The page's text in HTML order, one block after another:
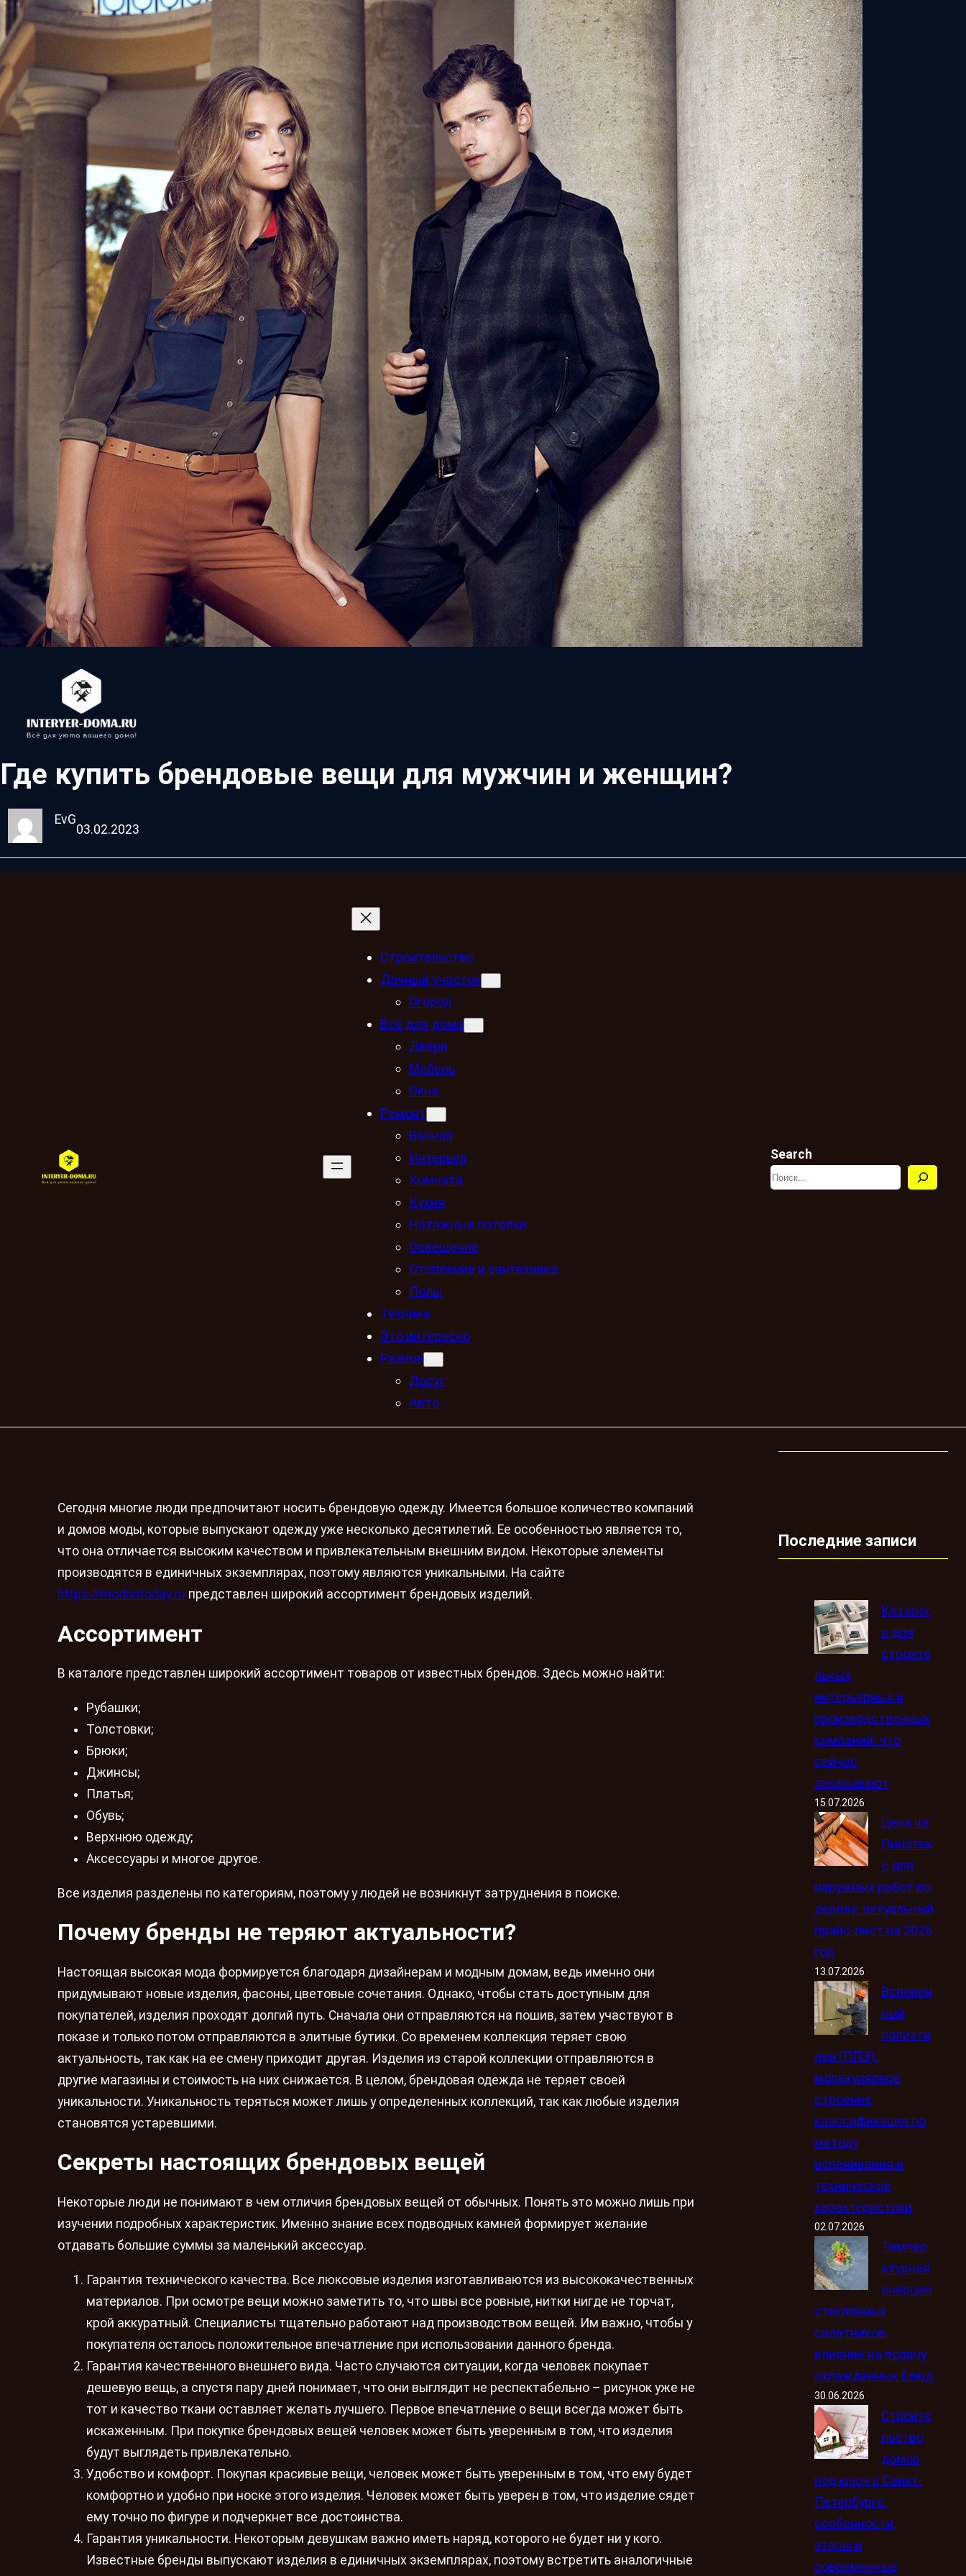
Где купить брендовые вещи для мужчин и женщин?
EvG
03.02.2023
Строительство
Дачный участок
Огород
Всё для дома
Двери
Мебель
Окна
Ремонт
Ванная
Интерьер
Комната
Кухня
Натяжные потолки
Освещение
Отопление и сантехника
Полы
Техника
Это интересно
Разное
Досуг
Авто
Search
Сегодня многие люди предпочитают носить брендовую одежду. Имеется большое количество компаний
и домов моды, которые выпускают одежду уже несколько десятилетий. Ее особенностью является то,
что она отличается высоким качеством и привлекательным внешним видом. Некоторые элементы
производятся в единичных экземплярах, поэтому являются уникальными. На сайте
https://modnotoday.ru представлен широкий ассортимент брендовых изделий.
Ассортимент
В каталоге представлен широкий ассортимент товаров от известных брендов. Здесь можно найти:
Рубашки;
Толстовки;
Брюки;
Джинсы;
Платья;
Обувь;
Верхнюю одежду;
Аксессуары и многое другое.
Все изделия разделены по категориям, поэтому у людей не возникнут затруднения в поиске.
Почему бренды не теряют актуальности?
Настоящая высокая мода формируется благодаря дизайнерам и модным домам, ведь именно они
придумывают новые изделия, фасоны, цветовые сочетания. Однако, чтобы стать доступным для
покупателей, изделия проходят долгий путь. Сначала они отправляются на пошив, затем участвуют в
показе и только потом отправляются в элитные бутики. Со временем коллекция теряет свою
актуальность, так как на ее смену приходит другая. Изделия из старой коллекции отправляются в
другие магазины и стоимость на них снижается. В целом, брендовая одежда не теряет своей
уникальности. Уникальность теряться может лишь у определенных коллекций, так как любые изделия
становятся устаревшими.
Секреты настоящих брендовых вещей
Некоторые люди не понимают в чем отличия брендовых вещей от обычных. Понять это можно лишь при
изучении подробных характеристик. Именно знание всех подводных камней формирует желание
отдавать большие суммы за маленький аксессуар.
Гарантия технического качества. Все люксовые изделия изготавливаются из высококачественных
материалов. При осмотре вещи можно заметить то, что швы все ровные, нитки нигде не торчат,
крой аккуратный. Специалисты тщательно работают над производством вещей. Им важно, чтобы у
покупателя осталось положительное впечатление при использовании данного бренда.
Гарантия качественного внешнего вида. Часто случаются ситуации, когда человек покупает
дешевую вещь, а спустя пару дней понимает, что они выглядит не респектабельно – рисунок уже не
тот и качество ткани оставляет желать лучшего. Первое впечатление о вещи всегда может быть
искаженным. При покупке брендовых вещей человек может быть уверенным в том, что изделия
будут выглядеть привлекательно.
Удобство и комфорт. Покупая красивые вещи, человек может быть уверенным в том, что ему будет
комфортно и удобно при носке этого изделия. Человек может быть уверен в том, что изделие сядет
ему точно по фигуре и подчеркнет все достоинства.
Гарантия уникальности. Некоторым девушкам важно иметь наряд, которого не будет ни у кого.
Известные бренды выпускают изделия в единичных экземплярах, поэтому встретить аналогичные
Последние записи
Каталог
и для
строите
льных,
интерьерных и
производственных
компаний: что
сейчас
заказывают
15.07.2026
Цена на
Пинотек
с для
наружных работ по
дереву: актуальный
прайс-лист на 2026
год
13.07.2026
Вспенен
ный
полиэти
лен (ППЭ):
молекулярное
строение,
классификация по
методу
вспенивания и
технические
характеристики
02.07.2026
Темпер
атурная
инерция
стеклянных
салатников:
влияние на подачу
охлаждённых блюд
30.06.2026
Строите
льство
домов
под ключ в Санкт-
Петербурге:
особенности,
этапы и
современные